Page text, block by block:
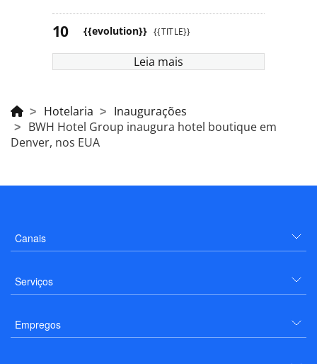
{{evolution}} {{TITLE}}
Leia mais
Hotelaria
Inaugurações
BWH Hotel Group inaugura hotel boutique em
Denver, nos EUA
Canais
Serviços
Empregos